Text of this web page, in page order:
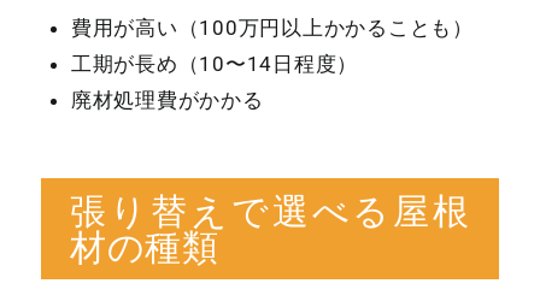
費用が高い（100万円以上かかることも）
工期が長め（10〜14日程度）
廃材処理費がかかる
張り替えで選べる屋根
材の種類